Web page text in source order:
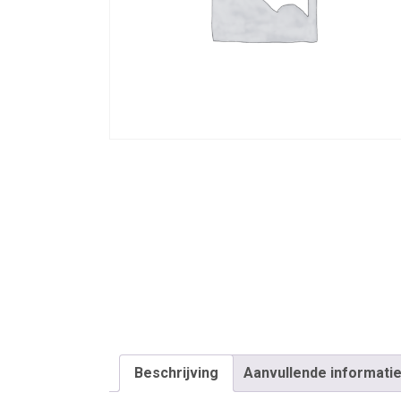
Beschrijving Aanvullende informatie